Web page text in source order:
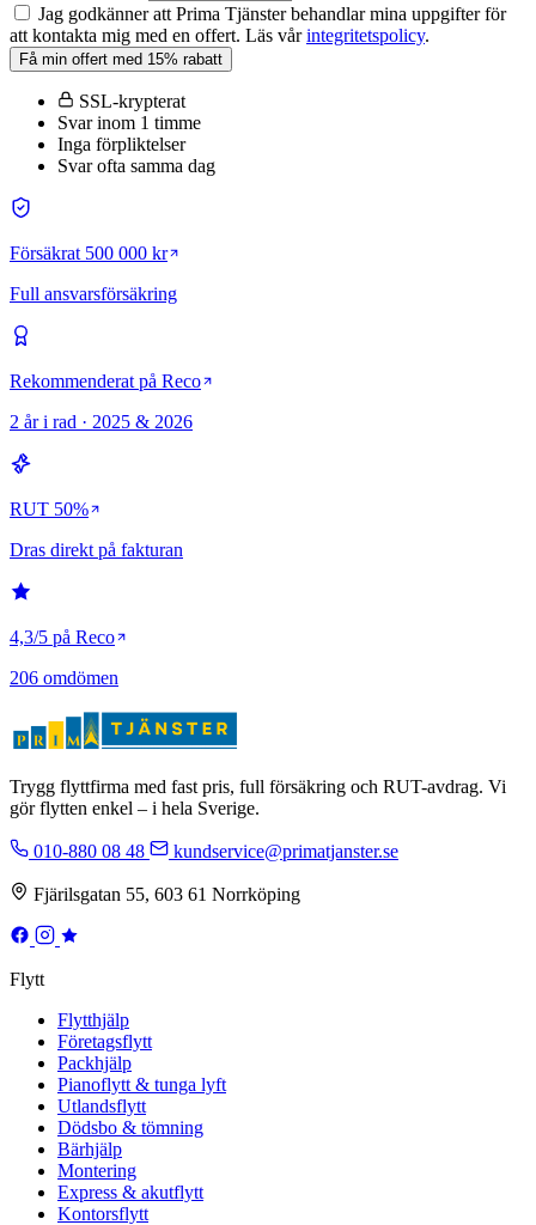
Jag godkänner att Prima Tjänster behandlar mina uppgifter för
att kontakta mig med en offert. Läs vårintegritetspolicy.
Få min offert med 15% rabatt
SSL-krypterat
Svar inom 1 timme
Inga förpliktelser
Svar ofta samma dag
Försäkrat 500 000 kr
Full ansvarsförsäkring
Rekommenderat på Reco
2 år i rad · 2025 & 2026
RUT 50%
Dras direkt på fakturan
4,3/5 på Reco
206 omdömen
Trygg flyttfirma med fast pris, full försäkring och RUT-avdrag. Vi
gör flytten enkel – i hela Sverige.
010-880 08 48 kundservice@primatjanster.se
Fjärilsgatan 55, 603 61 Norrköping
Flytt
Flytthjälp
Företagsflytt
Packhjälp
Pianoflytt & tunga lyft
Utlandsflytt
Dödsbo & tömning
Bärhjälp
Montering
Express & akutflytt
Kontorsflytt